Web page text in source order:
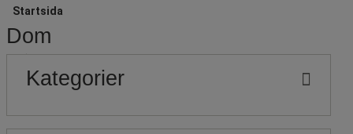
Startsida
Dom
Kategorier
märken
gräns
gräns